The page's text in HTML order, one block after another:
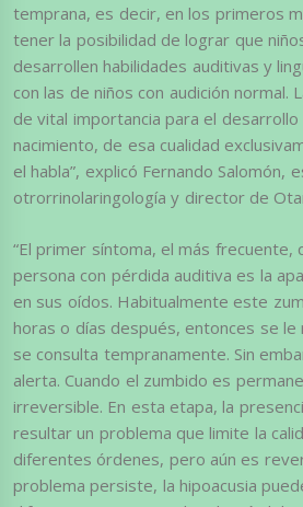
temprana, es decir, en los primeros
tener la posibilidad de lograr que
desarrollen habilidades auditivas y
con las de niños con audición normal.
de vital importancia para el
nacimiento, de esa cualidad
el habla”, explicó Fernando Salomón,
otrorrinolaringología y director de
“El primer síntoma, el más frecuente,
persona con pérdida auditiva es la
en sus oídos. Habitualmente este
horas o días después, entonces se
se consulta tempranamente. Sin
alerta. Cuando el zumbido es
irreversible. En esta etapa, la
resultar un problema que limite la
diferentes órdenes, pero aún es
problema persiste, la hipoacusia